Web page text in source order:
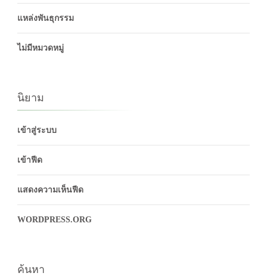
แหล่งพันธุกรรม
ไม่มีหมวดหมู่
นิยาม
เข้าสู่ระบบ
เข้าฟีด
แสดงความเห็นฟีด
WORDPRESS.ORG
ค้นหา